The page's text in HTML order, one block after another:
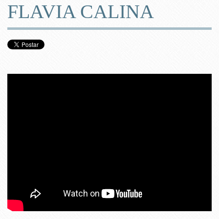
FLAVIA CALINA